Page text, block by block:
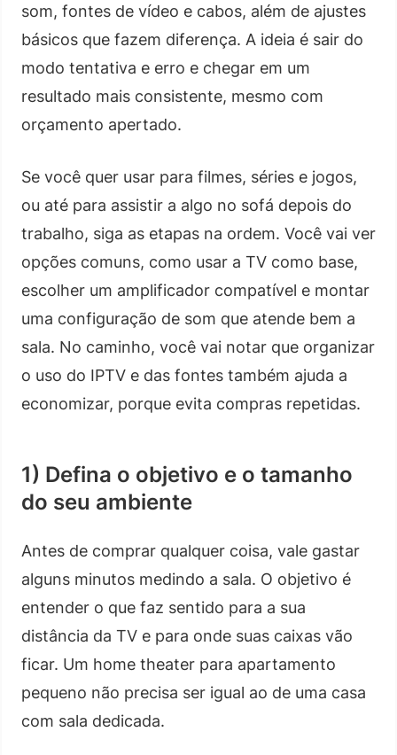
som, fontes de vídeo e cabos, além de ajustes
básicos que fazem diferença. A ideia é sair do
modo tentativa e erro e chegar em um
resultado mais consistente, mesmo com
orçamento apertado.
Se você quer usar para filmes, séries e jogos,
ou até para assistir a algo no sofá depois do
trabalho, siga as etapas na ordem. Você vai ver
opções comuns, como usar a TV como base,
escolher um amplificador compatível e montar
uma configuração de som que atende bem a
sala. No caminho, você vai notar que organizar
o uso do IPTV e das fontes também ajuda a
economizar, porque evita compras repetidas.
1) Defina o objetivo e o tamanho
do seu ambiente
Antes de comprar qualquer coisa, vale gastar
alguns minutos medindo a sala. O objetivo é
entender o que faz sentido para a sua
distância da TV e para onde suas caixas vão
ficar. Um home theater para apartamento
pequeno não precisa ser igual ao de uma casa
com sala dedicada.